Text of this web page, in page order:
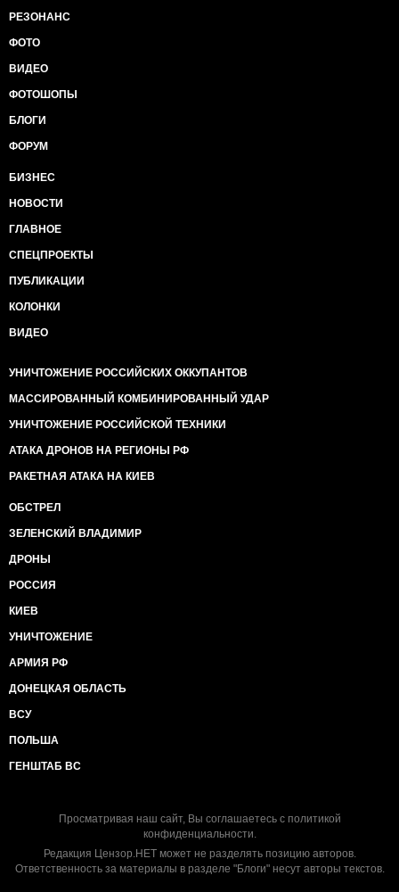
РЕЗОНАНС
ФОТО
ВИДЕО
ФОТОШОПЫ
БЛОГИ
ФОРУМ
БИЗНЕС
НОВОСТИ
ГЛАВНОЕ
СПЕЦПРОЕКТЫ
ПУБЛИКАЦИИ
КОЛОНКИ
ВИДЕО
УНИЧТОЖЕНИЕ РОССИЙСКИХ ОККУПАНТОВ
МАССИРОВАННЫЙ КОМБИНИРОВАННЫЙ УДАР
УНИЧТОЖЕНИЕ РОССИЙСКОЙ ТЕХНИКИ
АТАКА ДРОНОВ НА РЕГИОНЫ РФ
РАКЕТНАЯ АТАКА НА КИЕВ
ОБСТРЕЛ
ЗЕЛЕНСКИЙ ВЛАДИМИР
ДРОНЫ
РОССИЯ
КИЕВ
УНИЧТОЖЕНИЕ
АРМИЯ РФ
ДОНЕЦКАЯ ОБЛАСТЬ
ВСУ
ПОЛЬША
ГЕНШТАБ ВС
Просматривая наш сайт, Вы соглашаетесь с политикой
конфиденциальности.
Редакция Цензор.НЕТ может не разделять позицию авторов.
Ответственность за материалы в разделе "Блоги" несут авторы текстов.